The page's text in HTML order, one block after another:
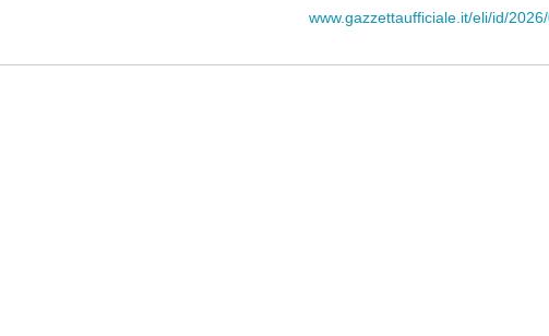
www.gazzettaufficiale.it/eli/id/